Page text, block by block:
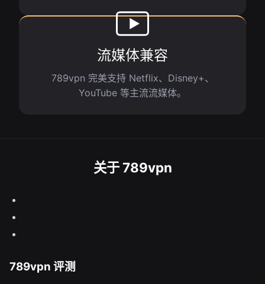
流媒体兼容
789vpn 完美支持 Netflix、Disney+、
YouTube 等主流流媒体。
关于 789vpn
789vpn 评测